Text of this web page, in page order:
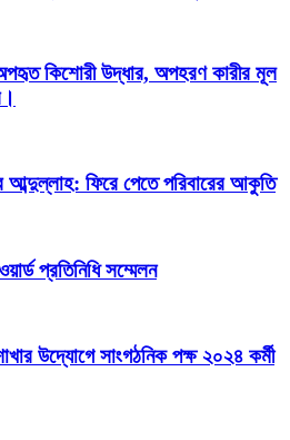
কিশোরী উদ্ধার, অপহরণ কারীর মূল
ফিরে পেতে পরিবারের আকুতি
প্রতিনিধি সম্মেলন
উদ্যোগে সাংগঠনিক পক্ষ ২০২৪ কর্মী